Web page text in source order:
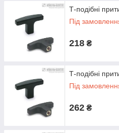
Т-подібні
Під
218 ₴
Т-подібні
Під
262 ₴